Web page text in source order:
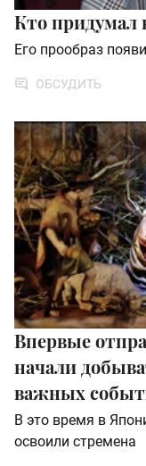
Кто придумал
Его прообраз
ОБСУДИТЬ
Впервые
начали
важных
В это время в
освоили стремена